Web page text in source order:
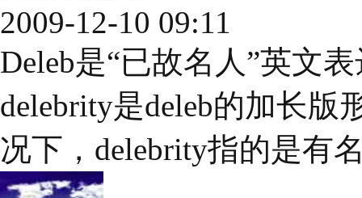
2009-12-10 09:11
Deleb是“已故名人”英文
delebrity是deleb的加长
况下，delebrity指的是有